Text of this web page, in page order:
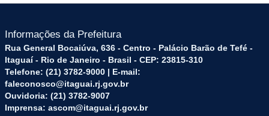
Informações da Prefeitura
Rua General Bocaiúva, 636 - Centro - Palácio Barão de Tefé -
Itaguaí - Rio de Janeiro - Brasil - CEP: 23815-310
Telefone: (21) 3782-9000 | E-mail:
faleconosco@itaguai.rj.gov.br
Ouvidoria: (21) 3782-9007
Imprensa: ascom@itaguai.rj.gov.br